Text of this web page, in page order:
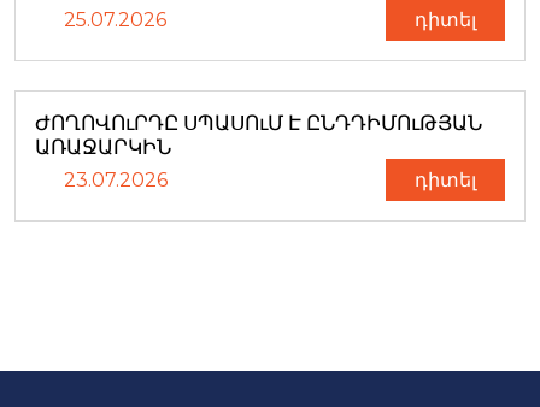
25.07.2026 դիտել
ԺՈՂՈՎՈւՐԴԸ ՍՊԱՍՈւՄ Է ԸՆԴԴԻՄՈւԹՅԱՆ
ԱՌԱՋԱՐԿԻՆ
23.07.2026 դիտել